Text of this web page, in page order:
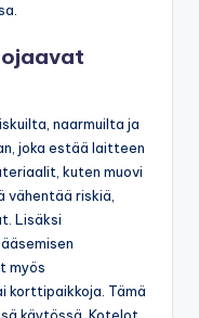
naarmuilta ja
joka estää laitteen
kuten muovi
vähentää riskiä,
Lisäksi
myös
korttipaikkoja. Tämä